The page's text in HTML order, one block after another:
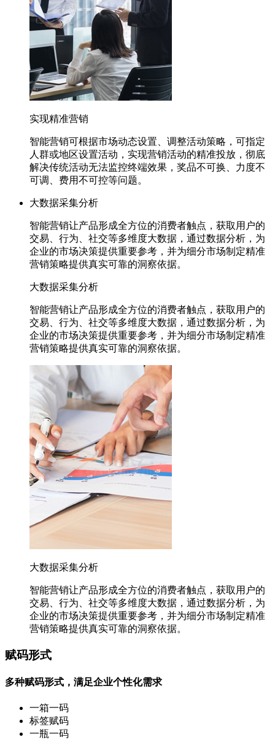
实现精准营销
智能营销可根据市场动态设置、调整活动策略，可指定
人群或地区设置活动，实现营销活动的精准投放，彻底
解决传统活动无法监控终端效果，奖品不可换、力度不
可调、费用不可控等问题。
大数据采集分析
智能营销让产品形成全方位的消费者触点，获取用户的
交易、行为、社交等多维度大数据，通过数据分析，为
企业的市场决策提供重要参考，并为细分市场制定精准
营销策略提供真实可靠的洞察依据。
大数据采集分析
智能营销让产品形成全方位的消费者触点，获取用户的
交易、行为、社交等多维度大数据，通过数据分析，为
企业的市场决策提供重要参考，并为细分市场制定精准
营销策略提供真实可靠的洞察依据。
大数据采集分析
智能营销让产品形成全方位的消费者触点，获取用户的
交易、行为、社交等多维度大数据，通过数据分析，为
企业的市场决策提供重要参考，并为细分市场制定精准
营销策略提供真实可靠的洞察依据。
赋码形式
多种赋码形式，满足企业个性化需求
一箱一码
标签赋码
一瓶一码